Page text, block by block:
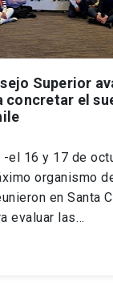
Superior
el
-el 16 y 17 de
organismo
en Santa
evaluar las…